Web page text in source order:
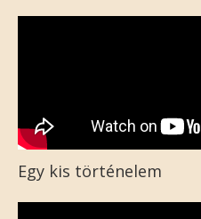
Egy kis történelem